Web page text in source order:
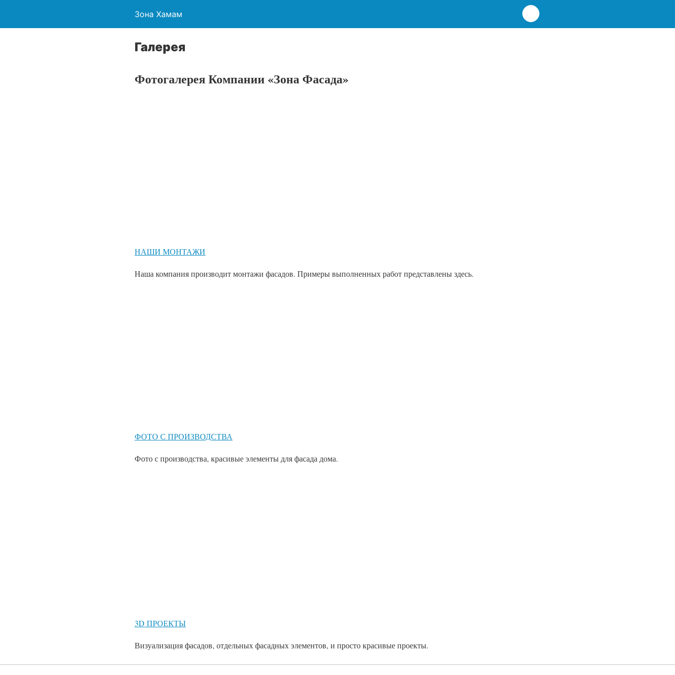
Зона Хамам
Галерея
Фотогалерея Компании «Зона Фасада»
НАШИ МОНТАЖИ
Наша компания производит монтажи фасадов. Примеры выполненных работ представлены здесь.
ФОТО С ПРОИЗВОДСТВА
Фото с производства, красивые элементы для фасада дома.
3D ПРОЕКТЫ
Визуализация фасадов, отдельных фасадных элементов, и просто красивые проекты.